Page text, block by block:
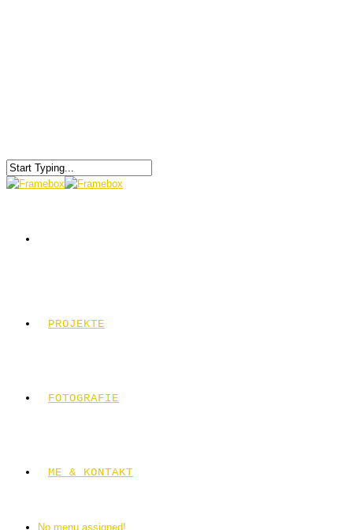
PROJEKTE
FOTOGRAFIE
ME & KONTAKT
No menu assigned!